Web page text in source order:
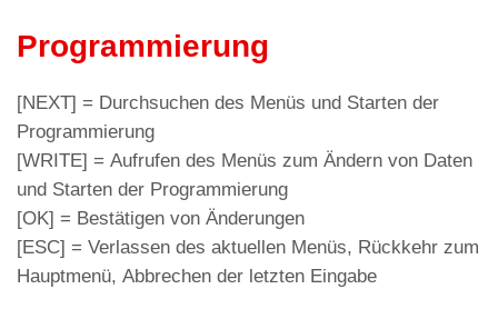
Programmierung
[NEXT] = Durchsuchen des Menüs und Starten der
Programmierung
[WRITE] = Aufrufen des Menüs zum Ändern von Daten
und Starten der Programmierung
[OK] = Bestätigen von Änderungen
[ESC] = Verlassen des aktuellen Menüs, Rückkehr zum
Hauptmenü, Abbrechen der letzten Eingabe